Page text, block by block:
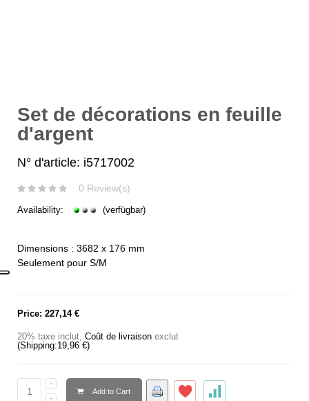
Set de décorations en feuille
d'argent
N° d'article: i5717002
0 Review(s)
Availability: (verfügbar)
Dimensions : 3682 x 176 mm
Seulement pour S/M
Price: 227,14 €
20% taxe inclut, Coût de livraison exclut
(Shipping:19,96 €)
Add to Cart